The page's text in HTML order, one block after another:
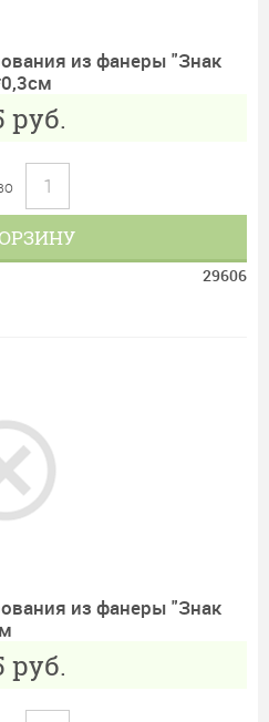
из фанеры "Знак
руб.
29606
из фанеры "Знак
руб.